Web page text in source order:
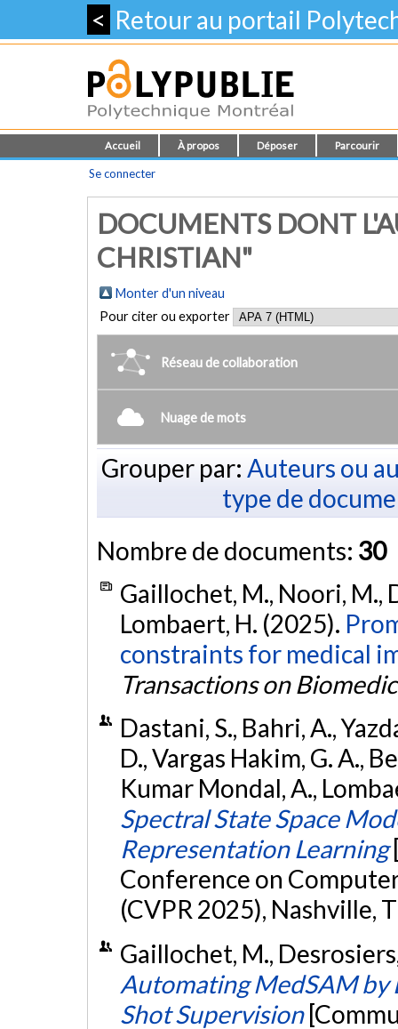
< Retour au portail
Accueil À propos Déposer Parcourir
Se connecter
DOCUMENTS DONT
CHRISTIAN"
Monter d'un niveau
Pour citer ou exporter
Réseau de collaboration
Nuage de mots
Grouper par: Auteurs ou
type de
Nombre de documents: 30
Gaillochet, M., Noori, M.,
Lombaert, H. (2025).
constraints for medical
Transactions on
Dastani, S., Bahri, A.,
D., Vargas Hakim, G. A.,
Kumar Mondal, A.,
Spectral State Space
Representation Learning
Conference on
(CVPR 2025), Nashville,
Gaillochet, M.,
Automating MedSAM by
Shot Supervision